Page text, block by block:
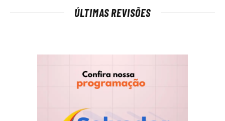
ÚLTIMAS REVISÕES